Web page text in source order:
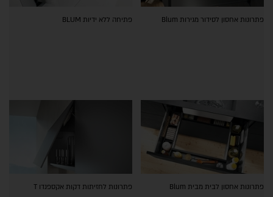
פתרונות אחסון לסידור מגירות Blum פתיחה ללא ידיות BLUM
פתרונות אחסון לבית מבית Blum פתרונות לחזיתות דקות אקספנדו T